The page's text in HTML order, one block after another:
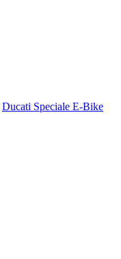
Ducati Speciale E-Bike